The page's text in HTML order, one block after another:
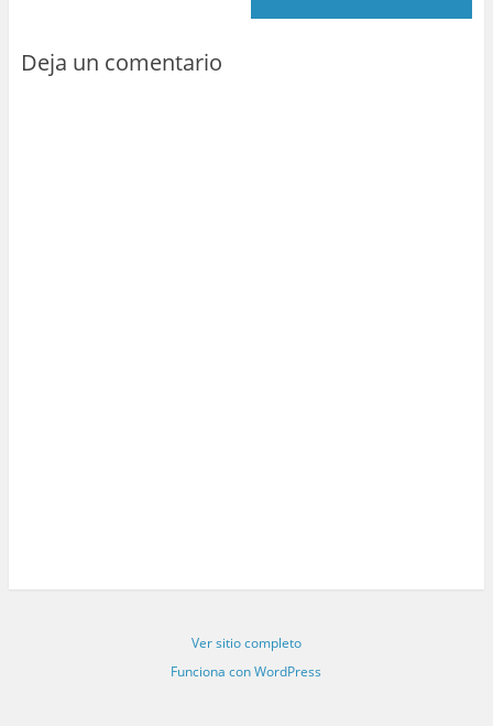
Deja un comentario
Ver sitio completo
Funciona con WordPress